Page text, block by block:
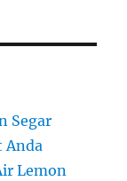
Segar
Anda
Lemon